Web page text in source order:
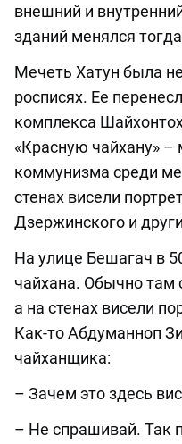
внешний и
зданий менялся
Мечеть Хатун была
росписях. Ее
комплекса
«Красную чайхану» –
коммунизма среди
стенах висели
Дзержинского и
На улице Бешагач в
чайхана. Обычно там
а на стенах висели
Как-то Абдуманноп
чайханщика:
– Зачем это здесь
– Не спрашивай. Так